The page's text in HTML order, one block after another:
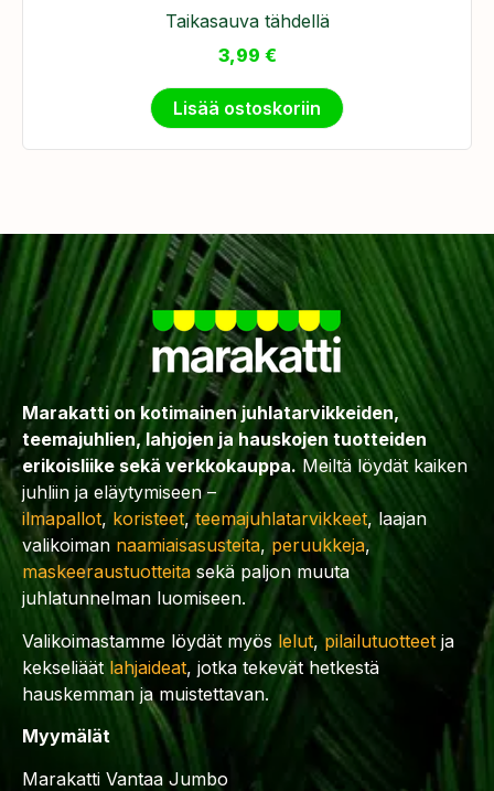
Taikasauva tähdellä
3,99 €
Lisää ostoskoriin
Marakatti on kotimainen juhlatarvikkeiden,
teemajuhlien, lahjojen ja hauskojen tuotteiden
erikoisliike sekä verkkokauppa. Meiltä löydät kaiken
juhliin ja eläytymiseen –
ilmapallot, koristeet,teemajuhlatarvikkeet, laajan
valikoiman naamiaisasusteita, peruukkeja,
maskeeraustuotteita sekä paljon muuta
juhlatunnelman luomiseen.
Valikoimastamme löydät myös lelut,pilailutuotteet ja
kekseliäät lahjaideat, jotka tekevät hetkestä
hauskemman ja muistettavan.
Myymälät
Marakatti Vantaa Jumbo